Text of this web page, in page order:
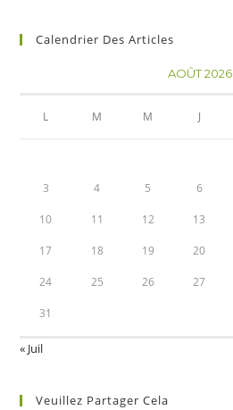
Calendrier Des Articles
AOÛT 2026
L M M J
3 4 5 6
10 11 12 13
17 18 19 20
24 25 26 27
31
« Juil
Veuillez Partager Cela